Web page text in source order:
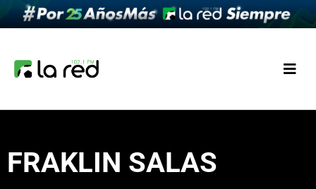
FRAKLIN SALAS